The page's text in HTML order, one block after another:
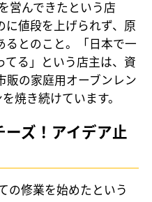
営んできたという店
に値段を上げられず、原
るとのこと。「日本で一
てる」という店主は、資
販の家庭用オーブンレン
焼き続けています。
ーズ！アイデア止
の修業を始めたという